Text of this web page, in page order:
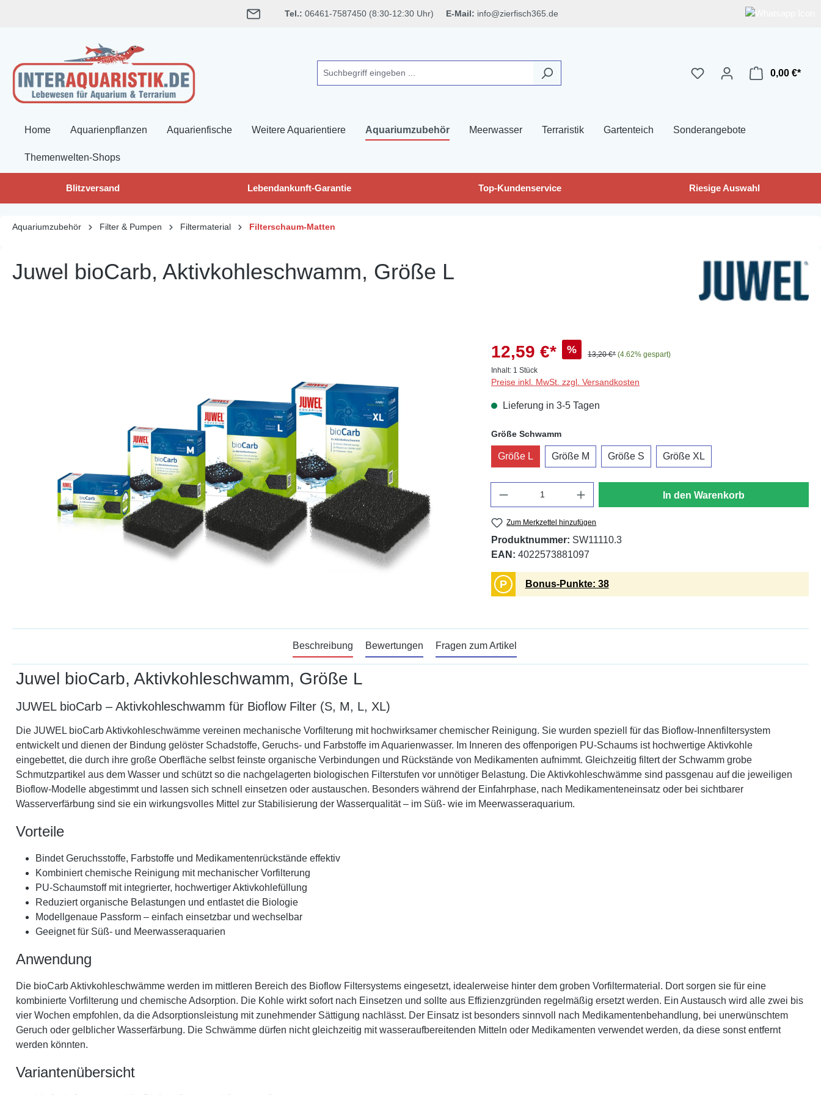
Tel.: 06461-7587450 (8:30-12:30 Uhr) E-Mail: info@zierfisch365.de
0,00 €*
Home Aquarienpflanzen Aquarienfische Weitere Aquarientiere Aquariumzubehör Meerwasser Terraristik Gartenteich Sonderangebote
Themenwelten-Shops
Blitzversand Lebendankunft-Garantie Top-Kundenservice Riesige Auswahl
Aquariumzubehör Filter & Pumpen Filtermaterial Filterschaum-Matten
Juwel bioCarb, Aktivkohleschwamm, Größe L
12,59 €* % 13,20 €* (4.62% gespart)
Inhalt: 1 Stück
Preise inkl. MwSt. zzgl. Versandkosten
Lieferung in 3-5 Tagen
Größe Schwammauswählen
Größe L Größe M Größe S Größe XL
In den Warenkorb
Zum Merkzettel hinzufügen
Produktnummer: SW11110.3
EAN: 4022573881097
P Bonus-Punkte: 38
Beschreibung Bewertungen Fragen zum Artikel
Juwel bioCarb, Aktivkohleschwamm, Größe L
JUWEL bioCarb – Aktivkohleschwamm für Bioflow Filter (S, M, L, XL)
Die JUWEL bioCarb Aktivkohleschwämme vereinen mechanische Vorfilterung mit hochwirksamer chemischer Reinigung. Sie wurden speziell für das Bioflow-Innenfiltersystem
entwickelt und dienen der Bindung gelöster Schadstoffe, Geruchs- und Farbstoffe im Aquarienwasser. Im Inneren des offenporigen PU-Schaums ist hochwertige Aktivkohle
eingebettet, die durch ihre große Oberfläche selbst feinste organische Verbindungen und Rückstände von Medikamenten aufnimmt. Gleichzeitig filtert der Schwamm grobe
Schmutzpartikel aus dem Wasser und schützt so die nachgelagerten biologischen Filterstufen vor unnötiger Belastung. Die Aktivkohleschwämme sind passgenau auf die jeweiligen
Bioflow-Modelle abgestimmt und lassen sich schnell einsetzen oder austauschen. Besonders während der Einfahrphase, nach Medikamenteneinsatz oder bei sichtbarer
Wasserverfärbung sind sie ein wirkungsvolles Mittel zur Stabilisierung der Wasserqualität – im Süß- wie im Meerwasseraquarium.
Vorteile
Bindet Geruchsstoffe, Farbstoffe und Medikamentenrückstände effektiv
Kombiniert chemische Reinigung mit mechanischer Vorfilterung
PU-Schaumstoff mit integrierter, hochwertiger Aktivkohlefüllung
Reduziert organische Belastungen und entlastet die Biologie
Modellgenaue Passform – einfach einsetzbar und wechselbar
Geeignet für Süß- und Meerwasseraquarien
Anwendung
Die bioCarb Aktivkohleschwämme werden im mittleren Bereich des Bioflow Filtersystems eingesetzt, idealerweise hinter dem groben Vorfiltermaterial. Dort sorgen sie für eine
kombinierte Vorfilterung und chemische Adsorption. Die Kohle wirkt sofort nach Einsetzen und sollte aus Effizienzgründen regelmäßig ersetzt werden. Ein Austausch wird alle zwei bis
vier Wochen empfohlen, da die Adsorptionsleistung mit zunehmender Sättigung nachlässt. Der Einsatz ist besonders sinnvoll nach Medikamentenbehandlung, bei unerwünschtem
Geruch oder gelblicher Wasserfärbung. Die Schwämme dürfen nicht gleichzeitig mit wasseraufbereitenden Mitteln oder Medikamenten verwendet werden, da diese sonst entfernt
werden könnten.
Variantenübersicht